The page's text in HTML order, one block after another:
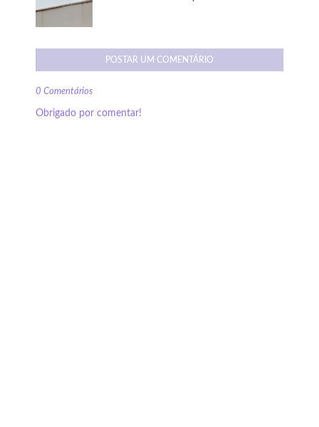
POSTAR UM COMENTÁRIO
0 Comentários
Obrigado por comentar!